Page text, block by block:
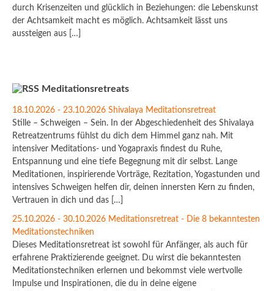
durch Krisenzeiten und glücklich in Beziehungen: die Lebenskunst
der Achtsamkeit macht es möglich. Achtsamkeit lässt uns
aussteigen aus […]
Meditationsretreats
18.10.2026 - 23.10.2026 Shivalaya Meditationsretreat
Stille – Schweigen – Sein. In der Abgeschiedenheit des Shivalaya
Retreatzentrums fühlst du dich dem Himmel ganz nah. Mit
intensiver Meditations- und Yogapraxis findest du Ruhe,
Entspannung und eine tiefe Begegnung mit dir selbst. Lange
Meditationen, inspirierende Vorträge, Rezitation, Yogastunden und
intensives Schweigen helfen dir, deinen innersten Kern zu finden,
Vertrauen in dich und das […]
25.10.2026 - 30.10.2026 Meditationsretreat - Die 8 bekanntesten
Meditationstechniken
Dieses Meditationsretreat ist sowohl für Anfänger, als auch für
erfahrene Praktizierende geeignet. Du wirst die bekanntesten
Meditationstechniken erlernen und bekommst viele wertvolle
Impulse und Inspirationen, die du in deine eigene